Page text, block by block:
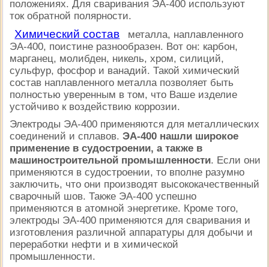
положениях. Для сваривания ЭА-400 используют
ток обратной полярности.
Химический состав
металла, наплавленного
ЭА-400, поистине разнообразен. Вот он: карбон,
марганец, молибден, никель, хром, силиций,
сульфур, фосфор и ванадий. Такой химический
состав наплавленного металла позволяет быть
полностью уверенным в том, что Ваше изделие
устойчиво к воздействию коррозии.
Электроды ЭА-400 применяются для металлических
соединений и сплавов. ЭА-400 нашли широкое
применение в судостроении, а также в
машиностроительной промышленности. Если они
применяются в судостроении, то вполне разумно
заключить, что они производят высококачественный
сварочный шов. Также ЭА-400 успешно
применяются в атомной энергетике. Кроме того,
электроды ЭА-400 применяются для сваривания и
изготовления различной аппаратуры для добычи и
переработки нефти и в химической
промышленности.